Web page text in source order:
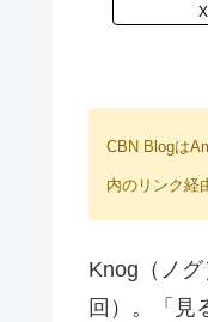
X
CBN Blogは
内のリンク経
Knog（ノ
回）。「見